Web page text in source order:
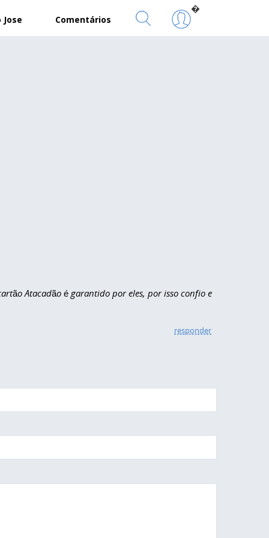
Comentários
�
Atacadão é garantido por eles, por isso confio e
responder